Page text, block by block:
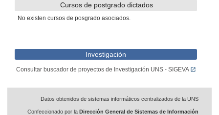
Cursos de postgrado dictados
No existen cursos de posgrado asociados.
Investigación
Consultar buscador de proyectos de Investigación UNS - SIGEVA
Datos obtenidos de sistemas informáticos centralizados de la UNS
Confeccionado por laDirección General de Sistemas de Información